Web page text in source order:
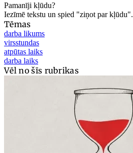
Pamanīji kļūdu?
Iezīmē tekstu un spied "ziņot par kļūdu".
Tēmas
darba likums
virsstundas
atpūtas laiks
darba laiks
Vēl no šīs rubrikas